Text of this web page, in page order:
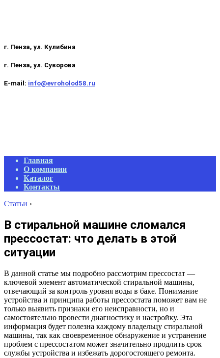
г. Пенза, ул. Кулибина
г. Пенза, ул. Суворова
E-mail: info@evroholod58.ru
Primary
Navigation
Menu
Главная
О компании
Каталог
Контакты
Статьи ›
В стиральной машине сломался
прессостат: что делать в этой
ситуации
В данной статье мы подробно рассмотрим прессостат —
ключевой элемент автоматической стиральной машины,
отвечающий за контроль уровня воды в баке. Понимание
устройства и принципа работы прессостата поможет вам не
только выявить признаки его неисправности, но и
самостоятельно провести диагностику и настройку. Эта
информация будет полезна каждому владельцу стиральной
машины, так как своевременное обнаружение и устранение
проблем с прессостатом может значительно продлить срок
службы устройства и избежать дорогостоящего ремонта.